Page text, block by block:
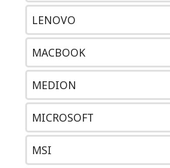
LENOVO
MACBOOK
MEDION
MICROSOFT
MSI